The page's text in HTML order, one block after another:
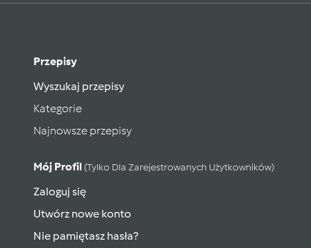
Przepisy
Wyszukaj przepisy
Kategorie
Najnowsze przepisy
Mój Profil (tylko Dla Zarejestrowanych Użytkowników)
Zaloguj się
Utwórz nowe konto
Nie pamiętasz hasła?